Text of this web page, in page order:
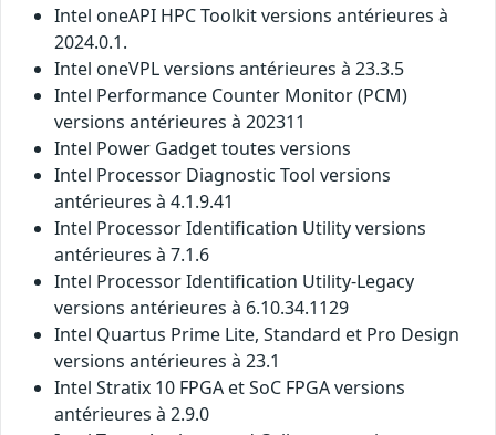
Intel oneAPI HPC Toolkit versions antérieures à
2024.0.1.
Intel oneVPL versions antérieures à 23.3.5
Intel Performance Counter Monitor (PCM)
versions antérieures à 202311
Intel Power Gadget toutes versions
Intel Processor Diagnostic Tool versions
antérieures à 4.1.9.41
Intel Processor Identification Utility versions
antérieures à 7.1.6
Intel Processor Identification Utility-Legacy
versions antérieures à 6.10.34.1129
Intel Quartus Prime Lite, Standard et Pro Design
versions antérieures à 23.1
Intel Stratix 10 FPGA et SoC FPGA versions
antérieures à 2.9.0